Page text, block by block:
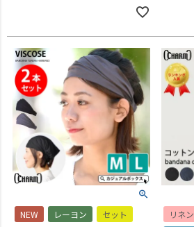
NEW レーヨン セット リネン